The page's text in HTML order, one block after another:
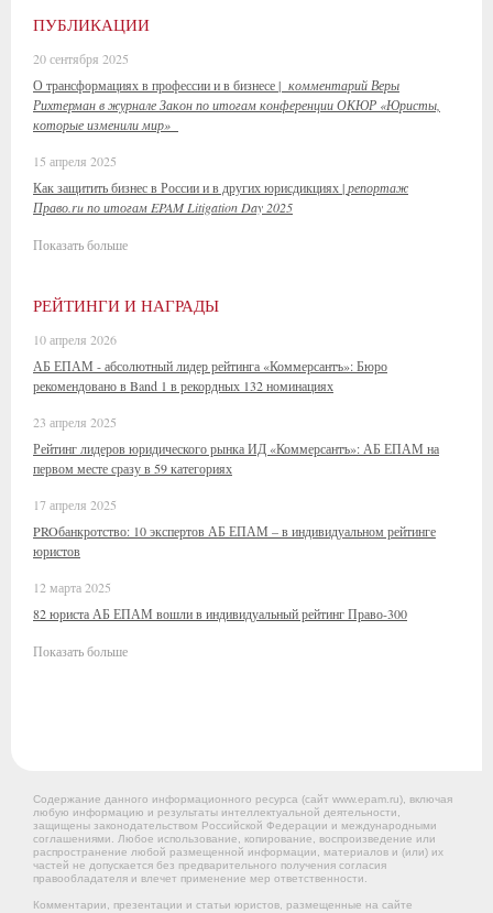
ПУБЛИКАЦИИ
20 сентября 2025
О трансформациях в профессии и в бизнесе | комментарий Веры
Рихтерман в журнале Закон по итогам конференции ОКЮР «Юристы,
которые изменили мир»
15 апреля 2025
Как защитить бизнес в России и в других юрисдикциях |репортаж
Право.ru по итогам EPAM Litigation Day 2025
Показать больше
РЕЙТИНГИ И НАГРАДЫ
10 апреля 2026
АБ ЕПАМ - абсолютный лидер рейтинга «Коммерсантъ»: Бюро
рекомендовано в Band 1 в рекордных 132 номинациях
23 апреля 2025
Рейтинг лидеров юридического рынка ИД «Коммерсантъ»: АБ ЕПАМ на
первом месте сразу в 59 категориях
17 апреля 2025
PROбанкротство: 10 экспертов АБ ЕПАМ – в индивидуальном рейтинге
юристов
12 марта 2025
82 юриста АБ ЕПАМ вошли в индивидуальный рейтинг Право-300
Показать больше
Содержание данного информационного ресурса (сайт www.epam.ru), включая
любую информацию и результаты интеллектуальной деятельности,
защищены законодательством Российской Федерации и международными
соглашениями. Любое использование, копирование, воспроизведение или
распространение любой размещенной информации, материалов и (или) их
частей не допускается без предварительного получения согласия
правообладателя и влечет применение мер ответственности.
Комментарии, презентации и статьи юристов, размещенные на сайте